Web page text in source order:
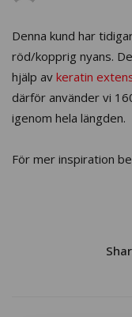
Denna kund har
röd/kopprig nyans.
hjälp av keratin
därför använder vi
igenom hela längden.
För mer inspiration